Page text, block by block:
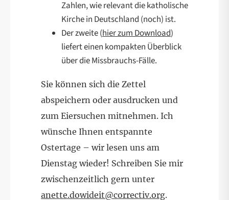
Zahlen, wie relevant die katholische
Kirche in Deutschland (noch) ist.
Der zweite (hier zum Download)
liefert einen kompakten Überblick
über die Missbrauchs-Fälle.
Sie können sich die Zettel
abspeichern oder ausdrucken und
zum Eiersuchen mitnehmen. Ich
wünsche Ihnen entspannte
Ostertage – wir lesen uns am
Dienstag wieder! Schreiben Sie mir
zwischenzeitlich gern unter
anette.dowideit@correctiv.org.